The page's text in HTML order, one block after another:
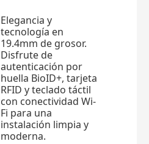
Elegancia y
tecnología en
19.4mm de grosor.
Disfrute de
autenticación por
huella BioID+, tarjeta
RFID y teclado táctil
con conectividad Wi-
Fi para una
instalación limpia y
moderna.